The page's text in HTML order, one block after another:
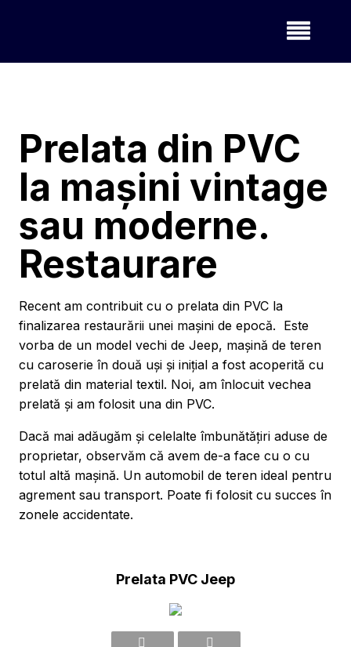
Prelata din PVC
la mașini vintage
sau moderne.
Restaurare
Recent am contribuit cu o prelata din PVC la
finalizarea restaurării unei mașini de epocă. Este
vorba de un model vechi de Jeep, mașină de teren
cu caroserie în două uși și inițial a fost acoperită cu
prelată din material textil. Noi, am înlocuit vechea
prelată și am folosit una din PVC.
Dacă mai adăugăm și celelalte îmbunătățiri aduse de
proprietar, observăm că avem de-a face cu o cu
totul altă mașină. Un automobil de teren ideal pentru
agrement sau transport. Poate fi folosit cu succes în
zonele accidentate.
Prelata PVC Jeep